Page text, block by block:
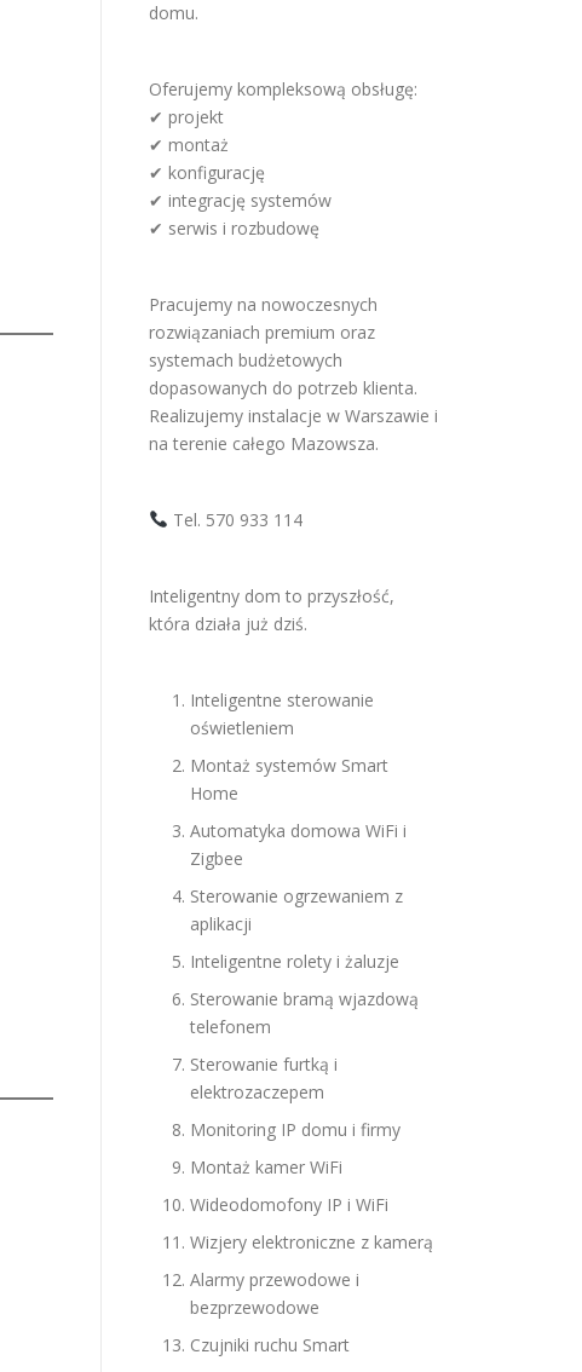
domu.
Oferujemy kompleksową obsługę:
✔ projekt
✔ montaż
✔ konfigurację
✔ integrację systemów
✔ serwis i rozbudowę
Pracujemy na nowoczesnych
rozwiązaniach premium oraz
systemach budżetowych
dopasowanych do potrzeb klienta.
Realizujemy instalacje w Warszawie i
na terenie całego Mazowsza.
Tel. 570 933 114
Inteligentny dom to przyszłość,
która działa już dziś.
Inteligentne sterowanie
oświetleniem
Montaż systemów Smart
Home
Automatyka domowa WiFi i
Zigbee
Sterowanie ogrzewaniem z
aplikacji
Inteligentne rolety i żaluzje
Sterowanie bramą wjazdową
telefonem
Sterowanie furtką i
elektrozaczepem
Monitoring IP domu i firmy
Montaż kamer WiFi
Wideodomofony IP i WiFi
Wizjery elektroniczne z kamerą
Alarmy przewodowe i
bezprzewodowe
Czujniki ruchu Smart